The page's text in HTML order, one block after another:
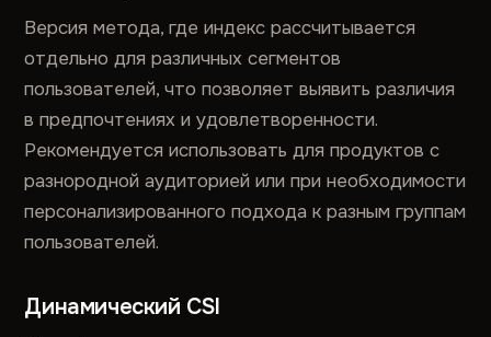
Версия метода, где индекс рассчитывается
отдельно для различных сегментов
пользователей, что позволяет выявить различия
в предпочтениях и удовлетворенности.
Рекомендуется использовать для продуктов с
разнородной аудиторией или при необходимости
персонализированного подхода к разным группам
пользователей.
Динамический CSI